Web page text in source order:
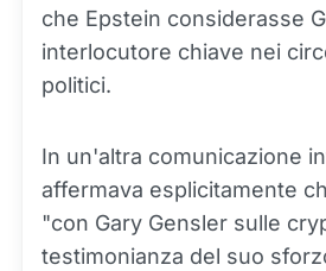
che Epstein considerasse
interlocutore chiave nei
politici.
In un'altra comunicazione
affermava esplicitamente
"con Gary Gensler sulle
testimonianza del suo